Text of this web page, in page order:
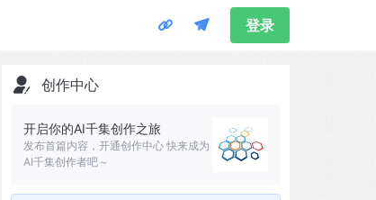
登录
创作中心
开启你的AI千集创作之旅
发布首篇内容，开通创作中心 快来成为
AI千集创作者吧～